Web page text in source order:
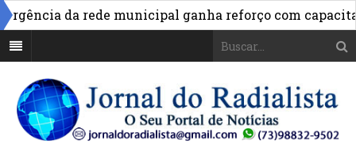
da rede municipal ganha reforço com capacitação